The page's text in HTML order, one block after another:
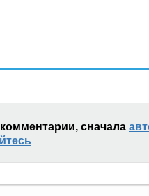
сначала